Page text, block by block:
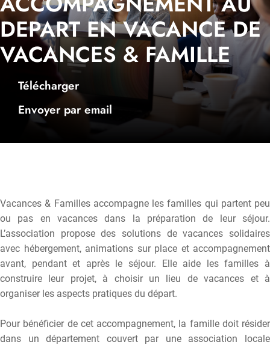
DEPART EN VACANCE DE
VACANCES & FAMILLE
Télécharger
Envoyer par email
Vacances & Familles accompagne les familles qui partent peu
ou pas en vacances dans la préparation de leur séjour.
L’association propose des solutions de vacances solidaires
avec hébergement, animations sur place et accompagnement
avant, pendant et après le séjour. Elle aide les familles à
construire leur projet, à choisir un lieu de vacances et à
organiser les aspects pratiques du départ.
Pour bénéficier de cet accompagnement, la famille doit résider
dans un département couvert par une association locale